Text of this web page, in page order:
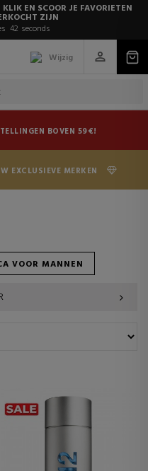
EN SCOOR JE FAVORIETEN
ZIJN
41 seconds
Wijzig
BOVEN 59€!
EXCLUSIEVE MERKEN
VOOR MANNEN